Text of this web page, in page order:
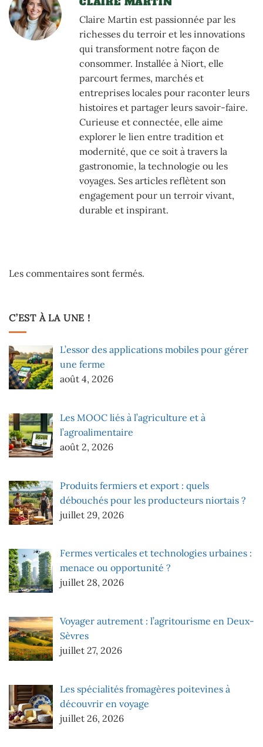
Claire Martin est passionnée par les
richesses du terroir et les innovations
qui transforment notre façon de
consommer. Installée à Niort, elle
parcourt fermes, marchés et
entreprises locales pour raconter leurs
histoires et partager leurs savoir-faire.
Curieuse et connectée, elle aime
explorer le lien entre tradition et
modernité, que ce soit à travers la
gastronomie, la technologie ou les
voyages. Ses articles reflètent son
engagement pour un terroir vivant,
durable et inspirant.
Les commentaires sont fermés.
C’EST À LA UNE !
L’essor des applications mobiles pour gérer
une ferme
août 4, 2026
Les MOOC liés à l’agriculture et à
l’agroalimentaire
août 2, 2026
Produits fermiers et export : quels
débouchés pour les producteurs niortais ?
juillet 29, 2026
Fermes verticales et technologies urbaines :
menace ou opportunité ?
juillet 28, 2026
Voyager autrement : l’agritourisme en Deux-
Sèvres
juillet 27, 2026
Les spécialités fromagères poitevines à
découvrir en voyage
juillet 26, 2026